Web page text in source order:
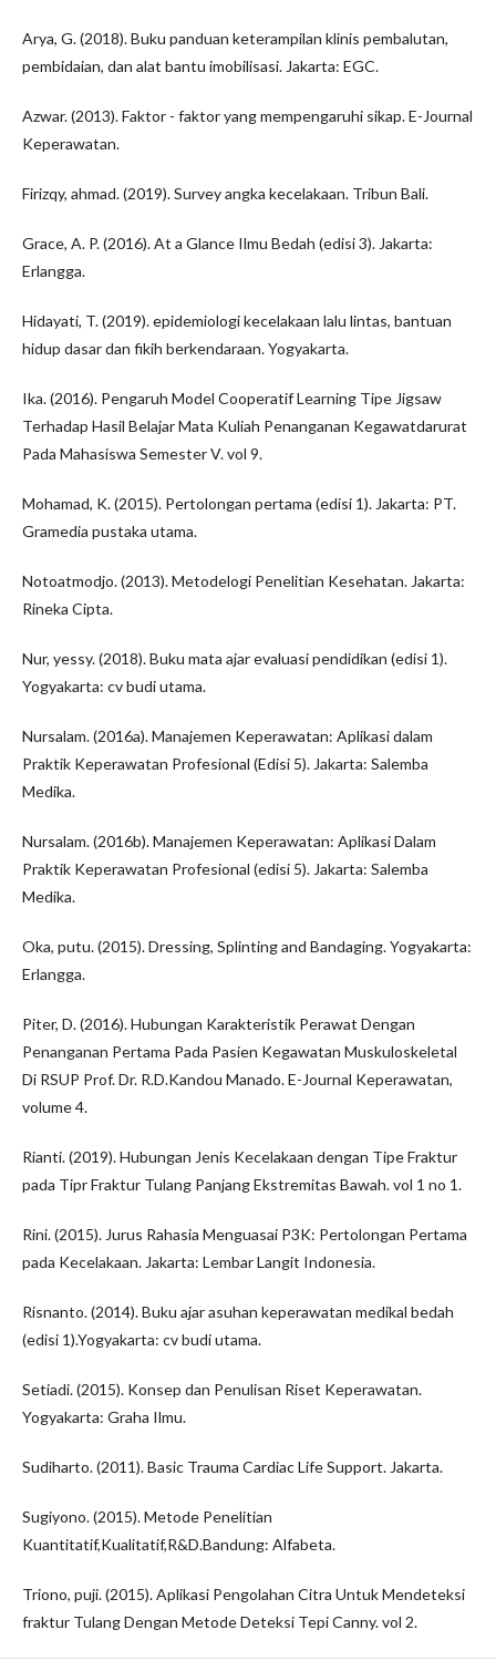
Arya, G. (2018). Buku panduan keterampilan klinis pembalutan,
pembidaian, dan alat bantu imobilisasi. Jakarta: EGC.
Azwar. (2013). Faktor - faktor yang mempengaruhi sikap. E-Journal
Keperawatan.
Firizqy, ahmad. (2019). Survey angka kecelakaan. Tribun Bali.
Grace, A. P. (2016). At a Glance Ilmu Bedah (edisi 3). Jakarta:
Erlangga.
Hidayati, T. (2019). epidemiologi kecelakaan lalu lintas, bantuan
hidup dasar dan fikih berkendaraan. Yogyakarta.
Ika. (2016). Pengaruh Model Cooperatif Learning Tipe Jigsaw
Terhadap Hasil Belajar Mata Kuliah Penanganan Kegawatdarurat
Pada Mahasiswa Semester V. vol 9.
Mohamad, K. (2015). Pertolongan pertama (edisi 1). Jakarta: PT.
Gramedia pustaka utama.
Notoatmodjo. (2013). Metodelogi Penelitian Kesehatan. Jakarta:
Rineka Cipta.
Nur, yessy. (2018). Buku mata ajar evaluasi pendidikan (edisi 1).
Yogyakarta: cv budi utama.
Nursalam. (2016a). Manajemen Keperawatan: Aplikasi dalam
Praktik Keperawatan Profesional (Edisi 5). Jakarta: Salemba
Medika.
Nursalam. (2016b). Manajemen Keperawatan: Aplikasi Dalam
Praktik Keperawatan Profesional (edisi 5). Jakarta: Salemba
Medika.
Oka, putu. (2015). Dressing, Splinting and Bandaging. Yogyakarta:
Erlangga.
Piter, D. (2016). Hubungan Karakteristik Perawat Dengan
Penanganan Pertama Pada Pasien Kegawatan Muskuloskeletal
Di RSUP Prof. Dr. R.D.Kandou Manado. E-Journal Keperawatan,
volume 4.
Rianti. (2019). Hubungan Jenis Kecelakaan dengan Tipe Fraktur
pada Tipr Fraktur Tulang Panjang Ekstremitas Bawah. vol 1 no 1.
Rini. (2015). Jurus Rahasia Menguasai P3K: Pertolongan Pertama
pada Kecelakaan. Jakarta: Lembar Langit Indonesia.
Risnanto. (2014). Buku ajar asuhan keperawatan medikal bedah
(edisi 1).Yogyakarta: cv budi utama.
Setiadi. (2015). Konsep dan Penulisan Riset Keperawatan.
Yogyakarta: Graha Ilmu.
Sudiharto. (2011). Basic Trauma Cardiac Life Support. Jakarta.
Sugiyono. (2015). Metode Penelitian
Kuantitatif,Kualitatif,R&D.Bandung: Alfabeta.
Triono, puji. (2015). Aplikasi Pengolahan Citra Untuk Mendeteksi
fraktur Tulang Dengan Metode Deteksi Tepi Canny. vol 2.